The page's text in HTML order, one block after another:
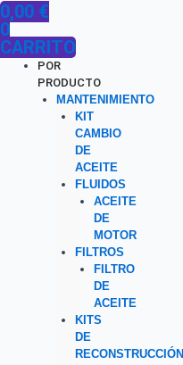
0,00 €
0
CARRITO
POR
PRODUCTO
MANTENIMIENTO
KIT
CAMBIO
DE
ACEITE
FLUIDOS
ACEITE
DE
MOTOR
FILTROS
FILTRO
DE
ACEITE
KITS
DE
RECONSTRUCCIÓN